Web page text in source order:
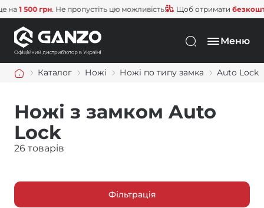
500 грн. Не пропустіть цю можливість! Щоб отриматибезкоштовну
Меню
Каталог Ножі Ножі по типу замка Auto Lock
Ножі з замком Auto
Lock
26 товарів
Фільтрація